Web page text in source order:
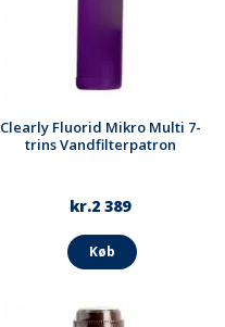
Clearly Fluorid Mikro Multi 7-
trins Vandfilterpatron
kr.2 389
Køb